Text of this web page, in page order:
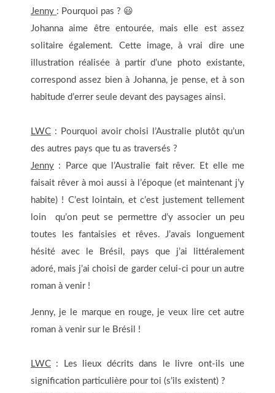
Jenny : Pourquoi pas ? 😃
Johanna aime être entourée, mais elle est assez
solitaire également. Cette image, à vrai dire une
illustration réalisée à partir d’une photo existante,
correspond assez bien à Johanna, je pense, et à son
habitude d’errer seule devant des paysages ainsi.
LWC : Pourquoi avoir choisi l’Australie plutôt qu’un
des autres pays que tu as traversés ?
Jenny : Parce que l’Australie fait rêver. Et elle me
faisait rêver à moi aussi à l’époque (et maintenant j’y
habite) ! C’est lointain, et c’est justement tellement
loin qu’on peut se permettre d’y associer un peu
toutes les fantaisies et rêves. J’avais longuement
hésité avec le Brésil, pays que j’ai littéralement
adoré, mais j’ai choisi de garder celui-ci pour un autre
roman à venir !
Jenny, je le marque en rouge, je veux lire cet autre
roman à venir sur le Brésil !
LWC : Les lieux décrits dans le livre ont-ils une
signification particulière pour toi (s’ils existent) ?